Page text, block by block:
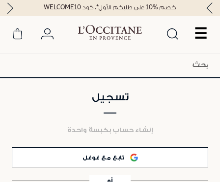
☰
خصم %10 على طلبكم الأول*، كود WELCOME10
تسجيل
إنشاء حساب بكبسة واحدة
تابع مع غوغل